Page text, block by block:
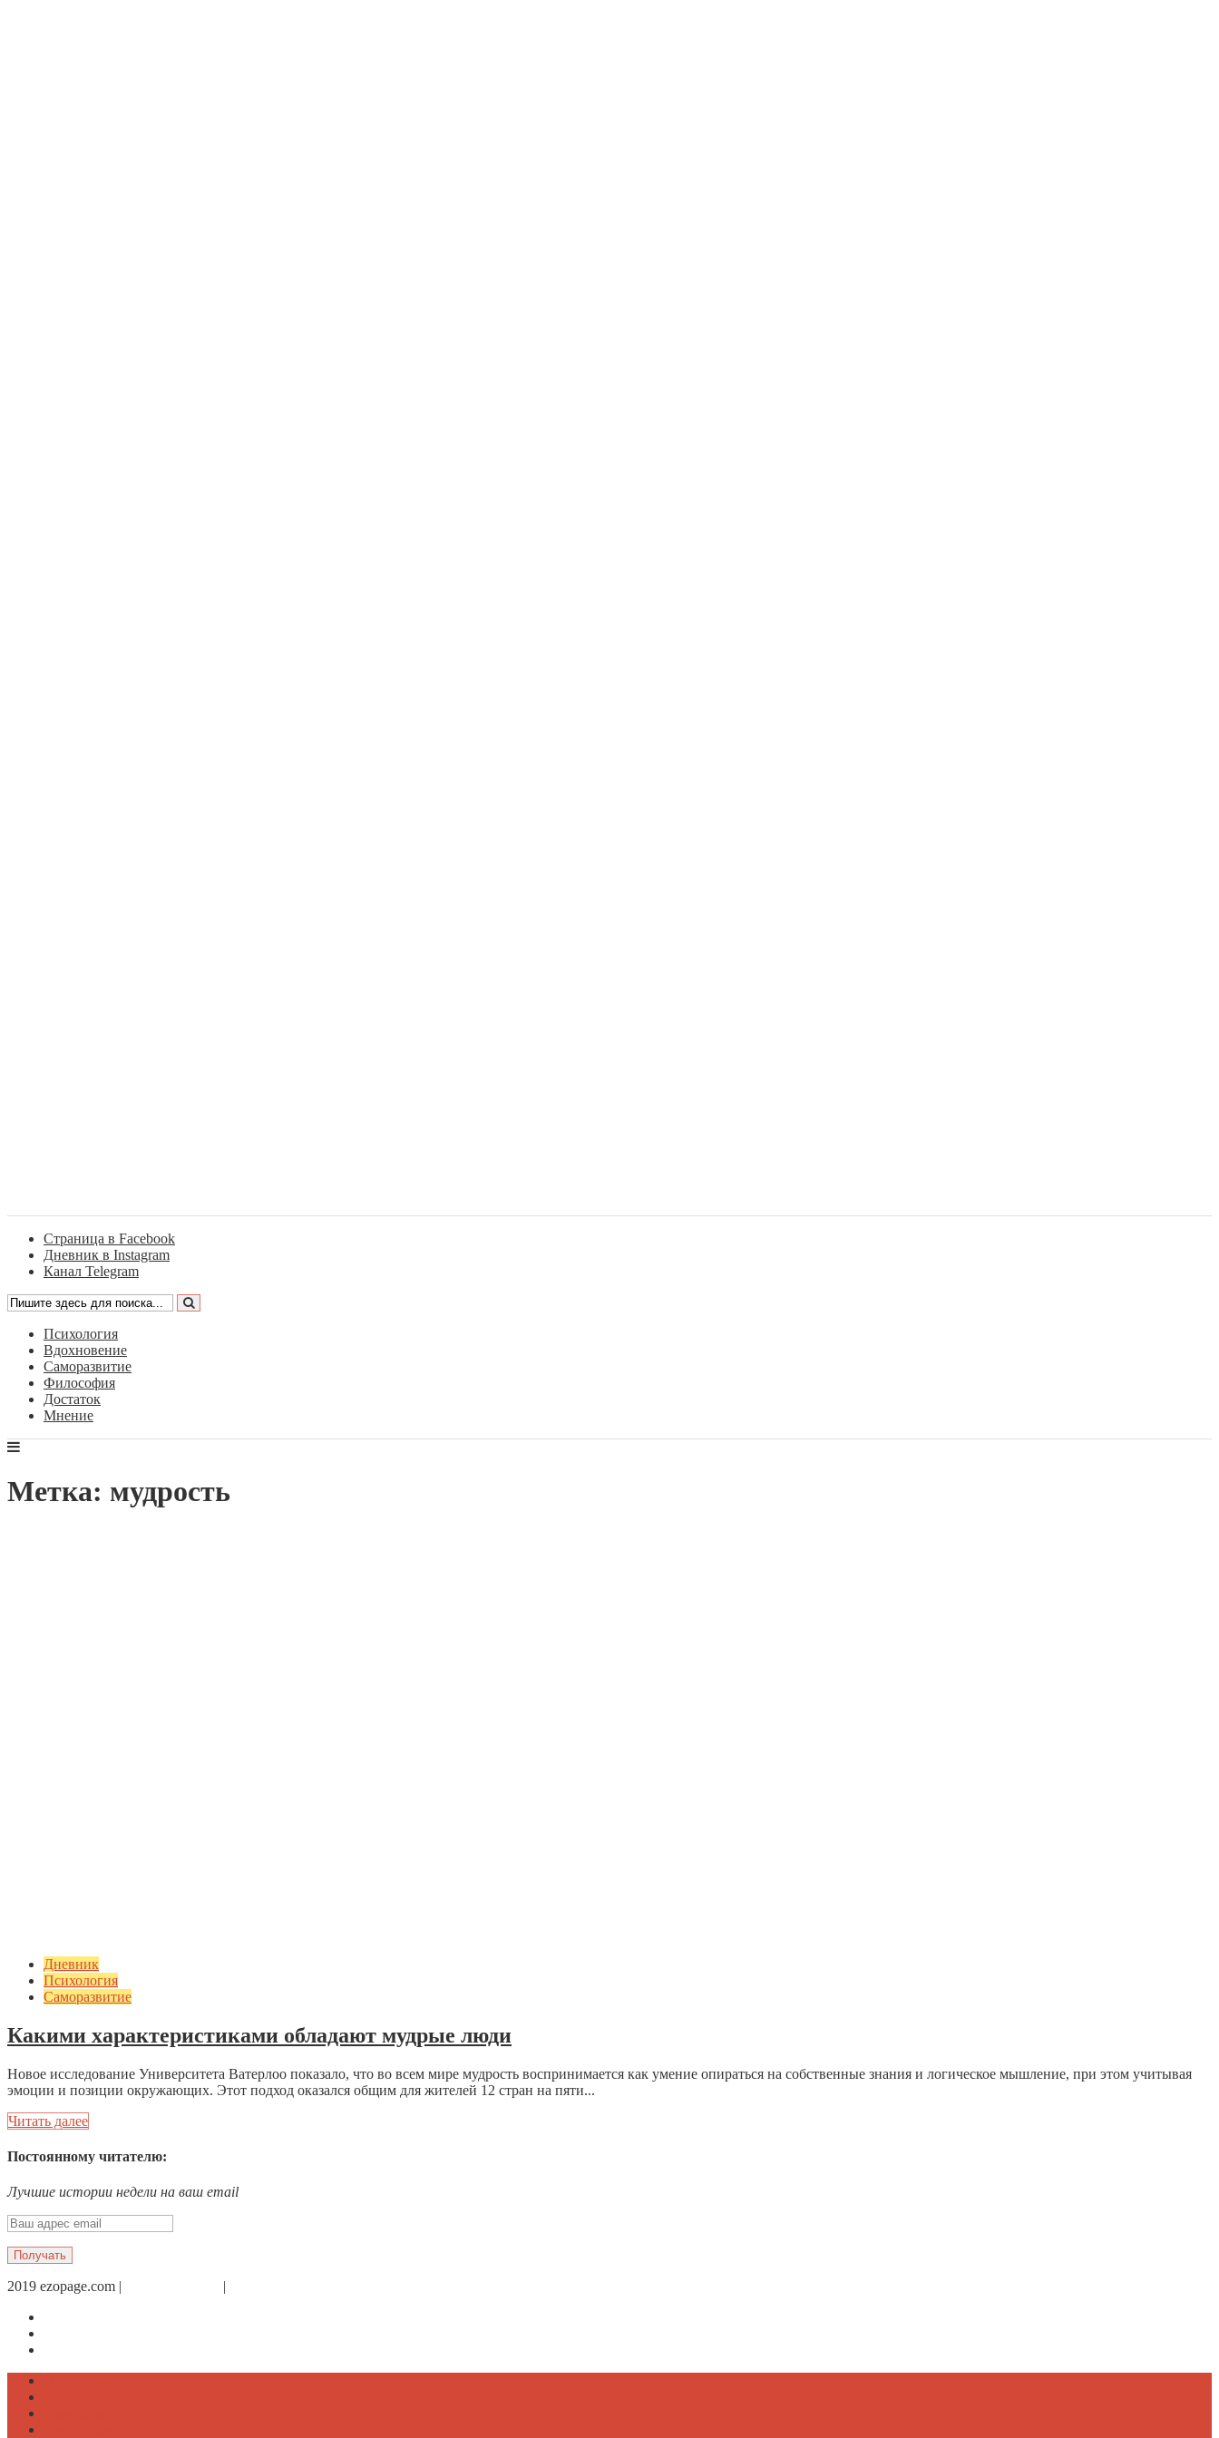
Страница в Facebook
Дневник в Instagram
Канал Telegram
Психология
Вдохновение
Саморазвитие
Философия
Достаток
Мнение
Метка: мудрость
Дневник
Психология
Саморазвитие
Какими характеристиками обладают мудрые люди
Новое исследование Университета Ватерлоо показало, что во всем мире мудрость воспринимается как умение опираться на собственные знания и логическое мышление, при этом учитывая
эмоции и позиции окружающих. Этот подход оказался общим для жителей 12 стран на пяти...
Читать далее
Постоянному читателю:
Лучшие истории недели на ваш email
2019 ezopage.com | |